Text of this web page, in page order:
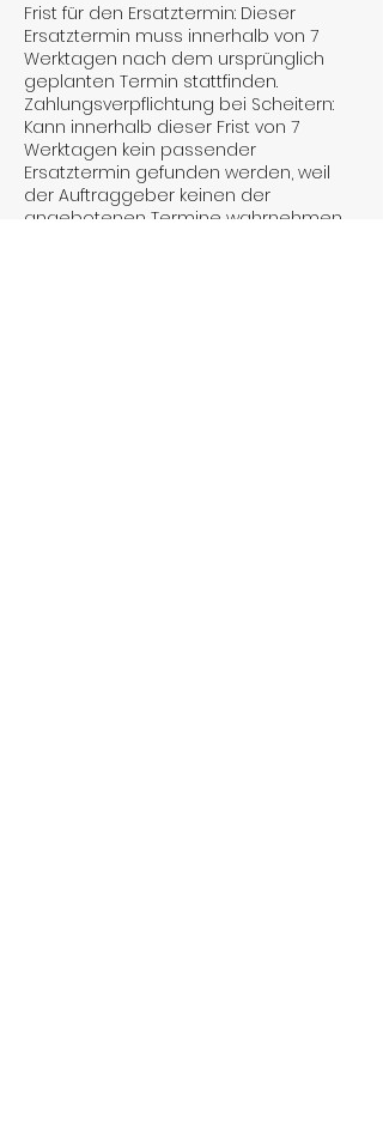
Frist für den Ersatztermin: Dieser
Ersatztermin muss innerhalb von 7
Werktagen nach dem ursprünglich
geplanten Termin stattfinden.
Zahlungsverpflichtung bei Scheitern:
Kann innerhalb dieser Frist von 7
Werktagen kein passender
Ersatztermin gefunden werden, weil
der Auftraggeber keinen der
angebotenen Termine wahrnehmen